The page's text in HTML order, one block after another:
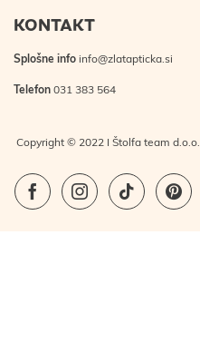
KONTAKT
Splošne info info@zlatapticka.si
Telefon 031 383 564
Copyright © 2022 I Štolfa team d.o.o.